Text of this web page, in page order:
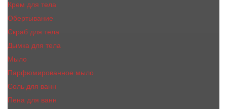
Крем для тела
Обертывание
Скраб для тела
Дымка для тела
Мыло
Парфюмированное мыло
Соль для ванн
Пена для ванн